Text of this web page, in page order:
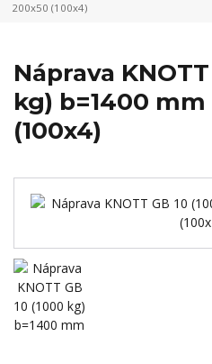
200x50 (100x4)
Náprava
kg) b=1400
(100x4)